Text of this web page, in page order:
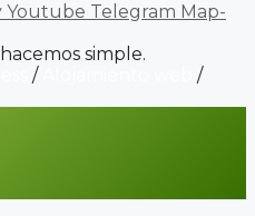
Youtube Telegram Map-
simple.
/
/